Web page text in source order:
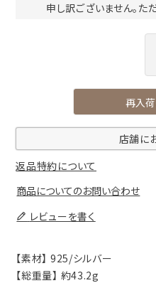
申し訳ございません。た
再入
店舗に
返品特約について
商品についてのお問い合わせ
レビューを書く
【素材】 925/シルバー
【総重量】 約43.2g